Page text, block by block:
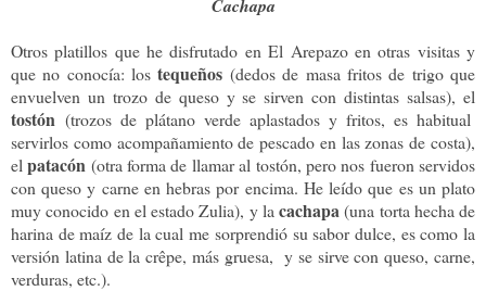
Cachapa
Otros platillos que he disfrutado en El Arepazo en otras visitas y
que no conocía: lostequeños (dedos de masa fritos de trigo que
envuelven un trozo de queso y se sirven con distintas salsas), el
tostón (trozos de plátano verde aplastados y fritos, es habitual
servirlos como acompañamiento de pescado en las zonas de costa),
elpatacón (otra forma de llamar al tostón, pero nos fueron servidos
con queso y carne en hebras por encima. He leído que es un plato
muy conocido en el estado Zulia), y la cachapa(una torta hecha de
harina de maíz de la cual me sorprendió su sabor dulce, es como la
versión latina de la crêpe, más gruesa, y se sirve con queso, carne,
verduras, etc.).